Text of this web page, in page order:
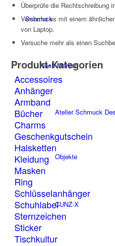
Schmuck
Nach Marken
Atelier Schmuck
Objekte
CUNZ-X
Überprüfe die Rechtschreibung
Versuche es mit einem
von Laptop.
Versuche mehr als einen
Produkt-Kategorien
Accessoires
Anhänger
Armband
Bücher
Charms
Geschenkgutschein
Halsketten
Kleidung
Masken
Ring
Schlüsselanhänger
Schuhlabel
Sternzeichen
Sticker
Tischkultur